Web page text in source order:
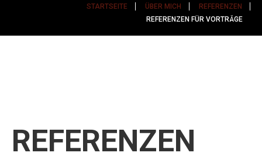
STARTSEITE ÜBER MICH
REFERENZEN
REFERENZEN FÜR VORTRÄGE
REFERENZEN